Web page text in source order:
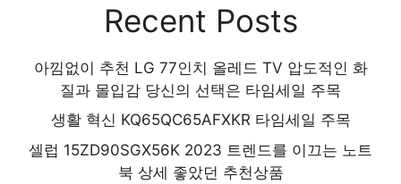
Recent Posts
아낌없이 추천 LG 77인치 올레드 TV 압도적인 화
질과 몰입감 당신의 선택은 타임세일 주목
생활 혁신 KQ65QC65AFXKR 타임세일 주목
셀럽 15ZD90SGX56K 2023 트렌드를 이끄는 노트
북 상세 좋았던 추천상품